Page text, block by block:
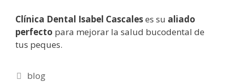
Clínica Dental Isabel Cascaleses su aliado
perfecto para mejorar la salud bucodental de
tus peques.
Categorías
blog